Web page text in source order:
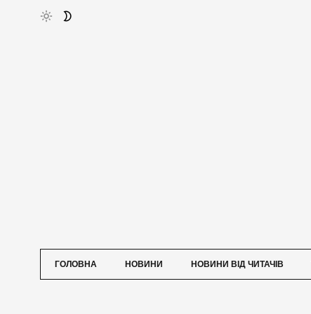
ГОЛОВНА НОВИНИ НОВИНИ ВІД ЧИТАЧІВ